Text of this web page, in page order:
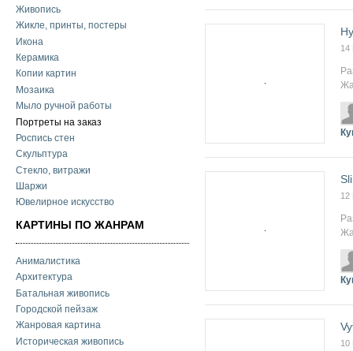
Живопись
Жикле, принты, постеры
Икона
Керамика
Копии картин
Мозаика
Мыло ручной работы
Портреты на заказ
Роспись стен
Скульптура
Стекло, витражи
Шаржи
Ювелирное искусство
КАРТИНЫ ПО ЖАНРАМ
Анималистика
Архитектура
Батальная живопись
Городской пейзаж
Жанровая картина
Историческая живопись